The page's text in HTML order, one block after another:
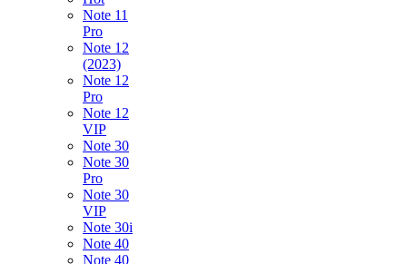
Note 11
Pro
Note 12
(2023)
Note 12
Pro
Note 12
VIP
Note 30
Note 30
Pro
Note 30
VIP
Note 30i
Note 40
Note 40